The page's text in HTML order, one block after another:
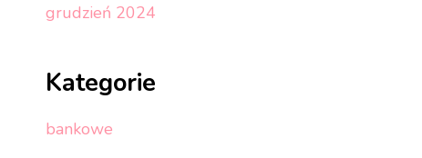
grudzień 2024
Kategorie
bankowe